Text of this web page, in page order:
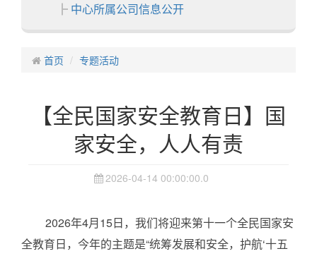
中心所属公司信息公开
各分中心
中心业务
非认证业务
证书展示
通知公告
认证动态
首页 专题活动
【全民国家安全教育日】国
家安全，人人有责
2026-04-14 00:00:00.0
2026年4月15日，我们将迎来第十一个全民国家安
全教育日，今年的主题是“统筹发展和安全，护航‘十五